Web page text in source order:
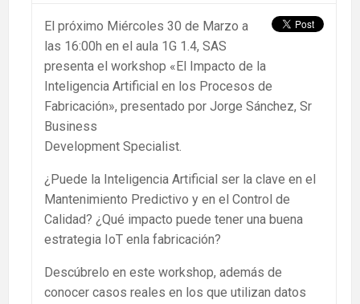
El próximo Miércoles 30 de Marzo a
las 16:00h en el aula 1G 1.4, SAS
presenta el workshop «El Impacto de la
Inteligencia Artificial en los Procesos de
Fabricación», presentado por Jorge Sánchez, Sr
Business
Development Specialist.
¿Puede la Inteligencia Artificial ser la clave en el
Mantenimiento Predictivo y en el Control de
Calidad? ¿Qué impacto puede tener una buena
estrategia IoT enla fabricación?
Descúbrelo en este workshop, además de
conocer casos reales en los que utilizan datos